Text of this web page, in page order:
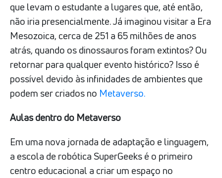
que levam o estudante a lugares que, até então,
não iria presencialmente. Já imaginou visitar a Era
Mesozoica, cerca de 251 a 65 milhões de anos
atrás, quando os dinossauros foram extintos? Ou
retornar para qualquer evento histórico? Isso é
possível devido às infinidades de ambientes que
podem ser criados no Metaverso.
Aulas dentro do Metaverso
Em uma nova jornada de adaptação e linguagem,
a escola de robótica SuperGeeks é o primeiro
centro educacional a criar um espaço no